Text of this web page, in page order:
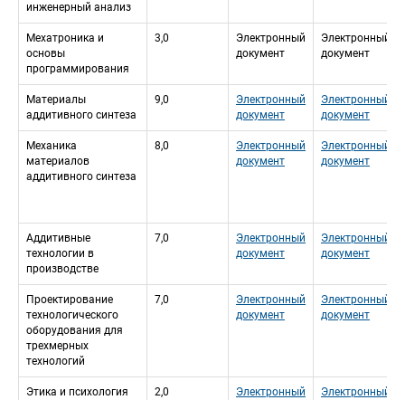
инженерный анализ
Мехатроника и
основы
программирования
3,0
Электронный
документ
Электронный
документ
Материалы
аддитивного синтеза
9,0
Электронный
документ
Электронный
документ
Механика
материалов
аддитивного синтеза
8,0
Электронный
документ
Электронный
документ
Аддитивные
технологии в
производстве
7,0
Электронный
документ
Электронный
документ
Проектирование
технологического
оборудования для
трехмерных
технологий
7,0
Электронный
документ
Электронный
документ
Этика и психология
2,0
Электронный
Электронный